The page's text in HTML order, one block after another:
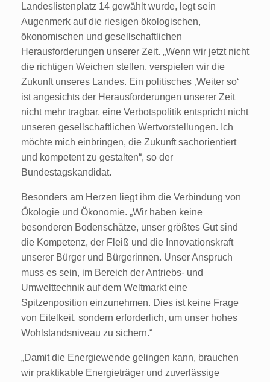
Landeslistenplatz 14 gewählt wurde, legt sein
Augenmerk auf die riesigen ökologischen,
ökonomischen und gesellschaftlichen
Herausforderungen unserer Zeit. „Wenn wir jetzt nicht
die richtigen Weichen stellen, verspielen wir die
Zukunft unseres Landes. Ein politisches ‚Weiter so‘
ist angesichts der Herausforderungen unserer Zeit
nicht mehr tragbar, eine Verbotspolitik entspricht nicht
unseren gesellschaftlichen Wertvorstellungen. Ich
möchte mich einbringen, die Zukunft sachorientiert
und kompetent zu gestalten“, so der
Bundestagskandidat.
Besonders am Herzen liegt ihm die Verbindung von
Ökologie und Ökonomie. „Wir haben keine
besonderen Bodenschätze, unser größtes Gut sind
die Kompetenz, der Fleiß und die Innovationskraft
unserer Bürger und Bürgerinnen. Unser Anspruch
muss es sein, im Bereich der Antriebs- und
Umwelttechnik auf dem Weltmarkt eine
Spitzenposition einzunehmen. Dies ist keine Frage
von Eitelkeit, sondern erforderlich, um unser hohes
Wohlstandsniveau zu sichern.“
„Damit die Energiewende gelingen kann, brauchen
wir praktikable Energieträger und zuverlässige